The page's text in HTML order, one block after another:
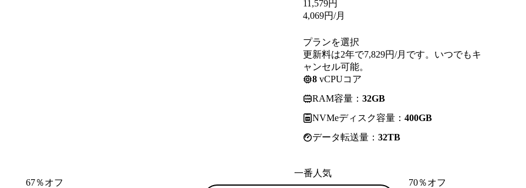
11,579円
4,069円/月
プランを選択
更新料は2年で7,829円/月です。いつでもキ
ャンセル可能。
8 vCPUコア
RAM容量： 32GB
NVMeディスク容量： 400GB
データ転送量： 32TB
67％オフ
一番人気
70％オフ